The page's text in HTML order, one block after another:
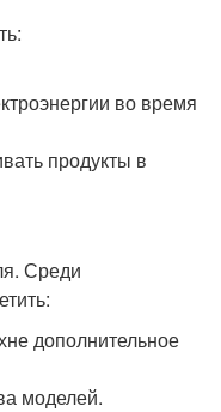
во время
продукты в
Среди
дополнительное
моделей.